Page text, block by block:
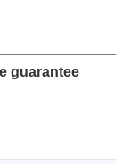
guarantee